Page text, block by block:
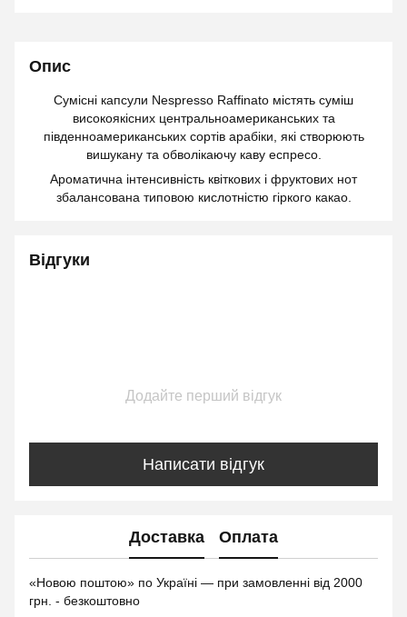
Опис
Сумісні капсули Nespresso Raffinato містять суміш
високоякісних центральноамериканських та
південноамериканських сортів арабіки, які створюють
вишукану та обволікаючу каву еспресо.
Ароматична інтенсивність квіткових і фруктових нот
збалансована типовою кислотністю гіркого какао.
Відгуки
Додайте перший відгук
Написати відгук
Доставка Оплата
«Новою поштою» по Україні — при замовленні від 2000
грн. - безкоштовно